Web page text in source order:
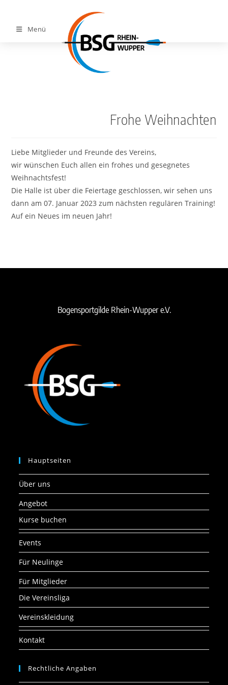
Menü
Frohe Weihnachten
Liebe Mitglieder und Freunde des Vereins,
wir wünschen Euch allen ein frohes und gesegnetes
Weihnachtsfest!
Die Halle ist über die Feiertage geschlossen, wir sehen uns
dann am 07. Januar 2023 zum nächsten regulären Training!
Auf ein Neues im neuen Jahr!
Bogensportgilde Rhein-Wupper e.V.
Hauptseiten
Über uns
Angebot
Kurse buchen
Events
Für Neulinge
Für Mitglieder
Die Vereinsliga
Vereinskleidung
Kontakt
Rechtliche Angaben